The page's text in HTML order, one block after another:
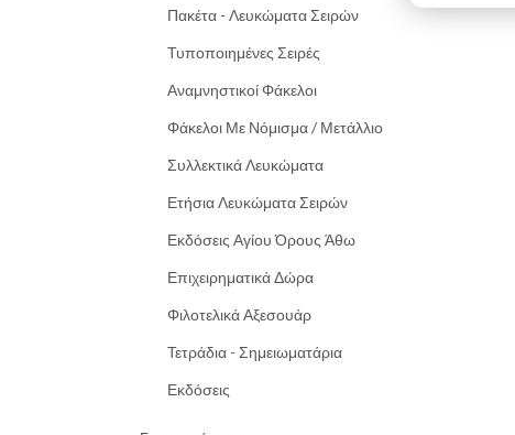
Πακέτα - Λευκώματα Σειρών
Τυποποιημένες Σειρές
Αναμνηστικοί Φάκελοι
Φάκελοι Με Νόμισμα / Μετάλλιο
Συλλεκτικά Λευκώματα
Ετήσια Λευκώματα Σειρών
Εκδόσεις Αγίου Όρους Άθω
Επιχειρηματικά Δώρα
Φιλοτελικά Αξεσουάρ
Τετράδια - Σημειωματάρια
Εκδόσεις